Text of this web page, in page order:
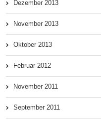
Dezember 2013
November 2013
Oktober 2013
Februar 2012
November 2011
September 2011